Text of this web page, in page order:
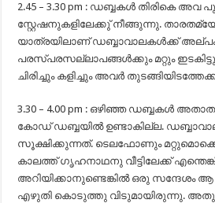
2.45 – 3.30 pm : ഡബ്ബകൾ തിരികെ അവ
സ്റ്റേഷനുകളിലേക്കു് നീങ്ങുന്നു.
യാത്രയിലാണ് ഡബ്ബാവാലകൾക്ക്
പരസ്പരസല്ലാപങ്ങൾക്കും മറ്റും
ചിരിച്ചും കളിച്ചും അവർ
3.30 – 4.00 pm : ഒഴിഞ്ഞ ഡബ്ബകൾ അതാതു
കോഡ് ഡബ്ബയിൽ ഉണ്ടാകില്ല.
സൂക്ഷിക്കുന്നത്. ടെലഫോണും
കാലത്ത് ഗൃഹനാഥനു വീട്ടിലേക്ക്
അറിയിക്കാനുണ്ടെങ്കിൽ ഒരു സന്ദേശം
എഴുതി കൊടുത്തു വിടുമായിരുന്നു.